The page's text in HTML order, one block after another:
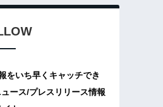
をいち早くキャッチでき
ース/プレスリリース情報